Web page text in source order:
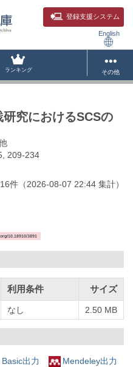
登録支援システム
English
ランキング その他
究におけるSCSの
209-234
件 （2026-08-07 22:44 集計）
10.18910/3891
利用条件 サイズ
なし 2.50 MB
出力 Mendeley出力